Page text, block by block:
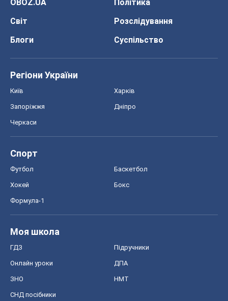
OBOZ.UA
Політика
Світ
Розслідування
Блоги
Суспільство
Регіони України
Київ Харків
Запоріжжя Дніпро
Черкаси
Спорт
Футбол Баскетбол
Хокей Бокс
Формула-1
Моя школа
ГДЗ Підручники
Онлайн уроки ДПА
ЗНО НМТ
СНД посібники